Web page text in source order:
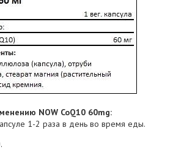
NOW CoQ10 60mg:
1-2 раза в день во время еды.